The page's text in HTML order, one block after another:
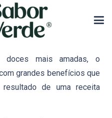
doces mais amadas, o
grandes benefícios que
de uma receita